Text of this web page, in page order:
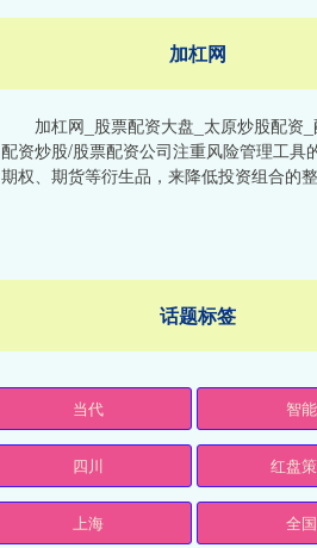
加杠网
加杠网_股票配资大盘_太原炒股配资
配资炒股/股票配资公司注重风险管理工具
期权、期货等衍生品，来降低投资组合的整
话题标签
当代 智能
四川 红盘
上海 全国